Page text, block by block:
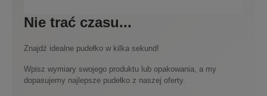
Nie trać czasu...
Znajdź idealne pudełko w kilka sekund!
Wpisz wymiary swojego produktu lub opakowania, a my
dopasujemy najlepsze pudełko z naszej oferty.